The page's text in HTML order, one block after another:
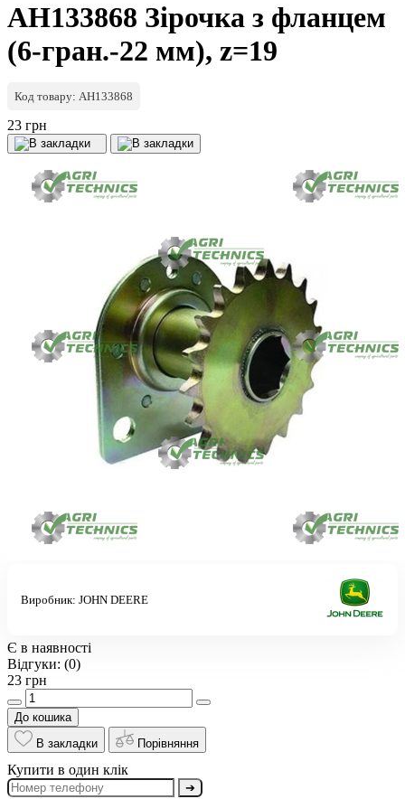
AH133868 Зірочка з фланцем
(6-гран.-22 мм), z=19
Код товару: AH133868
23 грн
Виробник: JOHN DEERE
Є в наявності
Відгуки: (0)
23 грн
До кошика
В закладки
Порівняння
Купити в один клік
➔